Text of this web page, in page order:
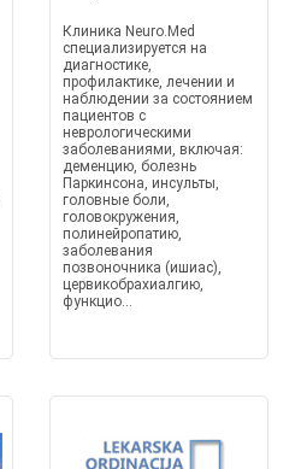
Клиника Neuro.Med
специализируется на
диагностике,
профилактике, лечении и
наблюдении за состоянием
пациентов с
неврологическими
заболеваниями, включая:
деменцию, болезнь
Паркинсона, инсульты,
головные боли,
головокружения,
полинейропатию,
заболевания
позвоночника (ишиас),
цервикобрахиалгию,
функцио...